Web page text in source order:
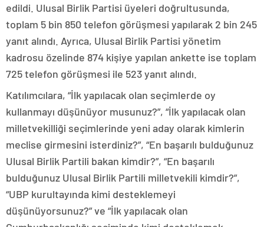
edildi. Ulusal Birlik Partisi üyeleri doğrultusunda,
toplam 5 bin 850 telefon görüşmesi yapılarak 2 bin 245
yanıt alındı. Ayrıca, Ulusal Birlik Partisi yönetim
kadrosu özelinde 874 kişiye yapılan ankette ise toplam
725 telefon görüşmesi ile 523 yanıt alındı.
Katılımcılara, “İlk yapılacak olan seçimlerde oy
kullanmayı düşünüyor musunuz?”, “İlk yapılacak olan
milletvekilliği seçimlerinde yeni aday olarak kimlerin
meclise girmesini isterdiniz?”, “En başarılı bulduğunuz
Ulusal Birlik Partili bakan kimdir?”, “En başarılı
bulduğunuz Ulusal Birlik Partili milletvekili kimdir?”,
“UBP kurultayında kimi desteklemeyi
düşünüyorsunuz?” ve “İlk yapılacak olan